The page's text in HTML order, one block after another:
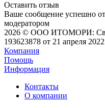
Оставить отзыв
Ваше сообщение успешно
модератором
2026 © ООО ИТОМОРИ:
193623878 от 21 апреля 2022
Компания
Помощь
Информация
Контакты
О компании